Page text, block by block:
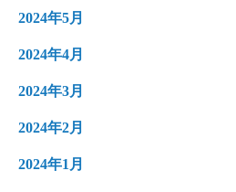
2024年5月
2024年4月
2024年3月
2024年2月
2024年1月